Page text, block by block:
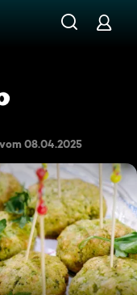
Brokkoli
vom 08.04.2025